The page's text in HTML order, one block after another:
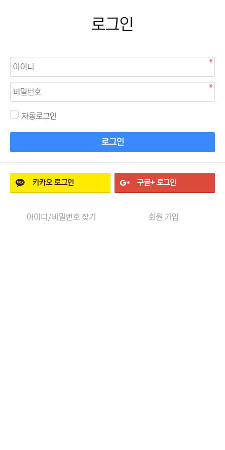
로그인
자동로그인
로그인
카카오로그인 구글+ 로그인
아이디/비밀번호 찾기 회원 가입